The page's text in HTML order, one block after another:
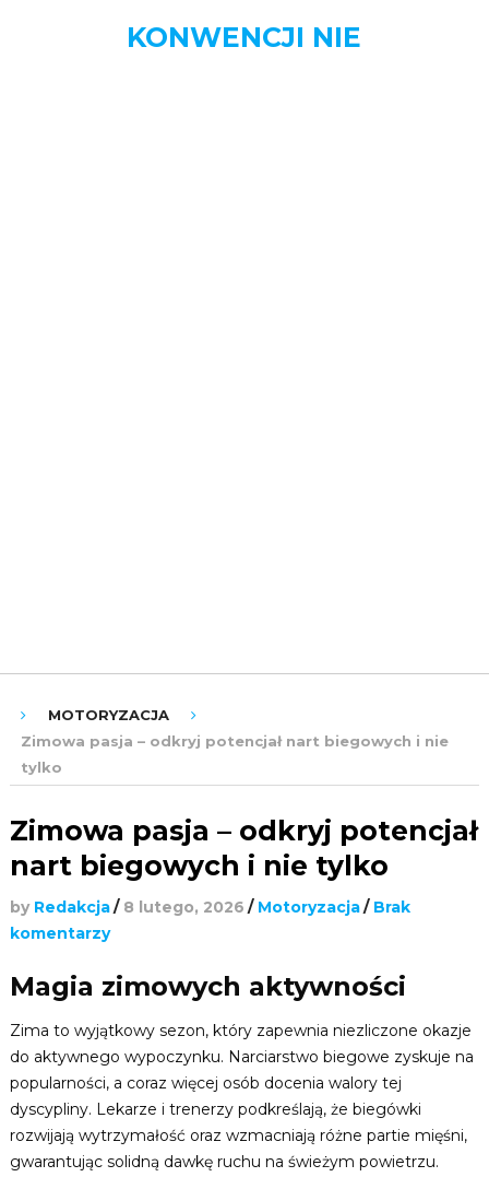
KONWENCJI NIE
MOTORYZACJA
Zimowa pasja – odkryj potencjał nart biegowych i nie
tylko
Zimowa pasja – odkryj potencjał
nart biegowych i nie tylko
by Redakcja/ 8 lutego, 2026 / Motoryzacja/ Brak
komentarzy
Magia zimowych aktywności
Zima to wyjątkowy sezon, który zapewnia niezliczone okazje
do aktywnego wypoczynku. Narciarstwo biegowe zyskuje na
popularności, a coraz więcej osób docenia walory tej
dyscypliny. Lekarze i trenerzy podkreślają, że biegówki
rozwijają wytrzymałość oraz wzmacniają różne partie mięśni,
gwarantując solidną dawkę ruchu na świeżym powietrzu.